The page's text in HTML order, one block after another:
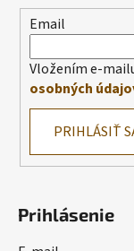
Email
Vložením e-
osobných
PRIHLÁSIŤ
Prihlásenie